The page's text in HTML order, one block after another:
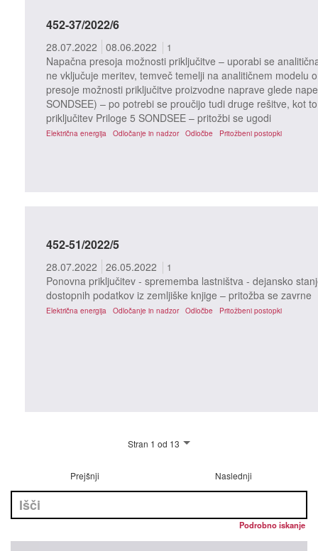
452-37/2022/6
28.07.2022 08.06.2022 1
Napačna presoja možnosti priključitve – uporabi se
ne vključuje meritev, temveč temelji na analitičnem modelu
presoje možnosti priključitve proizvodne naprave glede
SONDSEE) – po potrebi se proučijo tudi druge rešitve, kot
priključitev Priloge 5 SONDSEE – pritožbi se ugodi
Električna energija Odločanje in nadzor Odločbe Pritožbeni postopki
452-51/2022/5
28.07.2022 26.05.2022 1
Ponovna priključitev - sprememba lastništva - dejansko
dostopnih podatkov iz zemljiške knjige – pritožba se zavrne
Električna energija Odločanje in nadzor Odločbe Pritožbeni postopki
Stran 1 od 13
Prejšnji Naslednji
Podrobno iskanje